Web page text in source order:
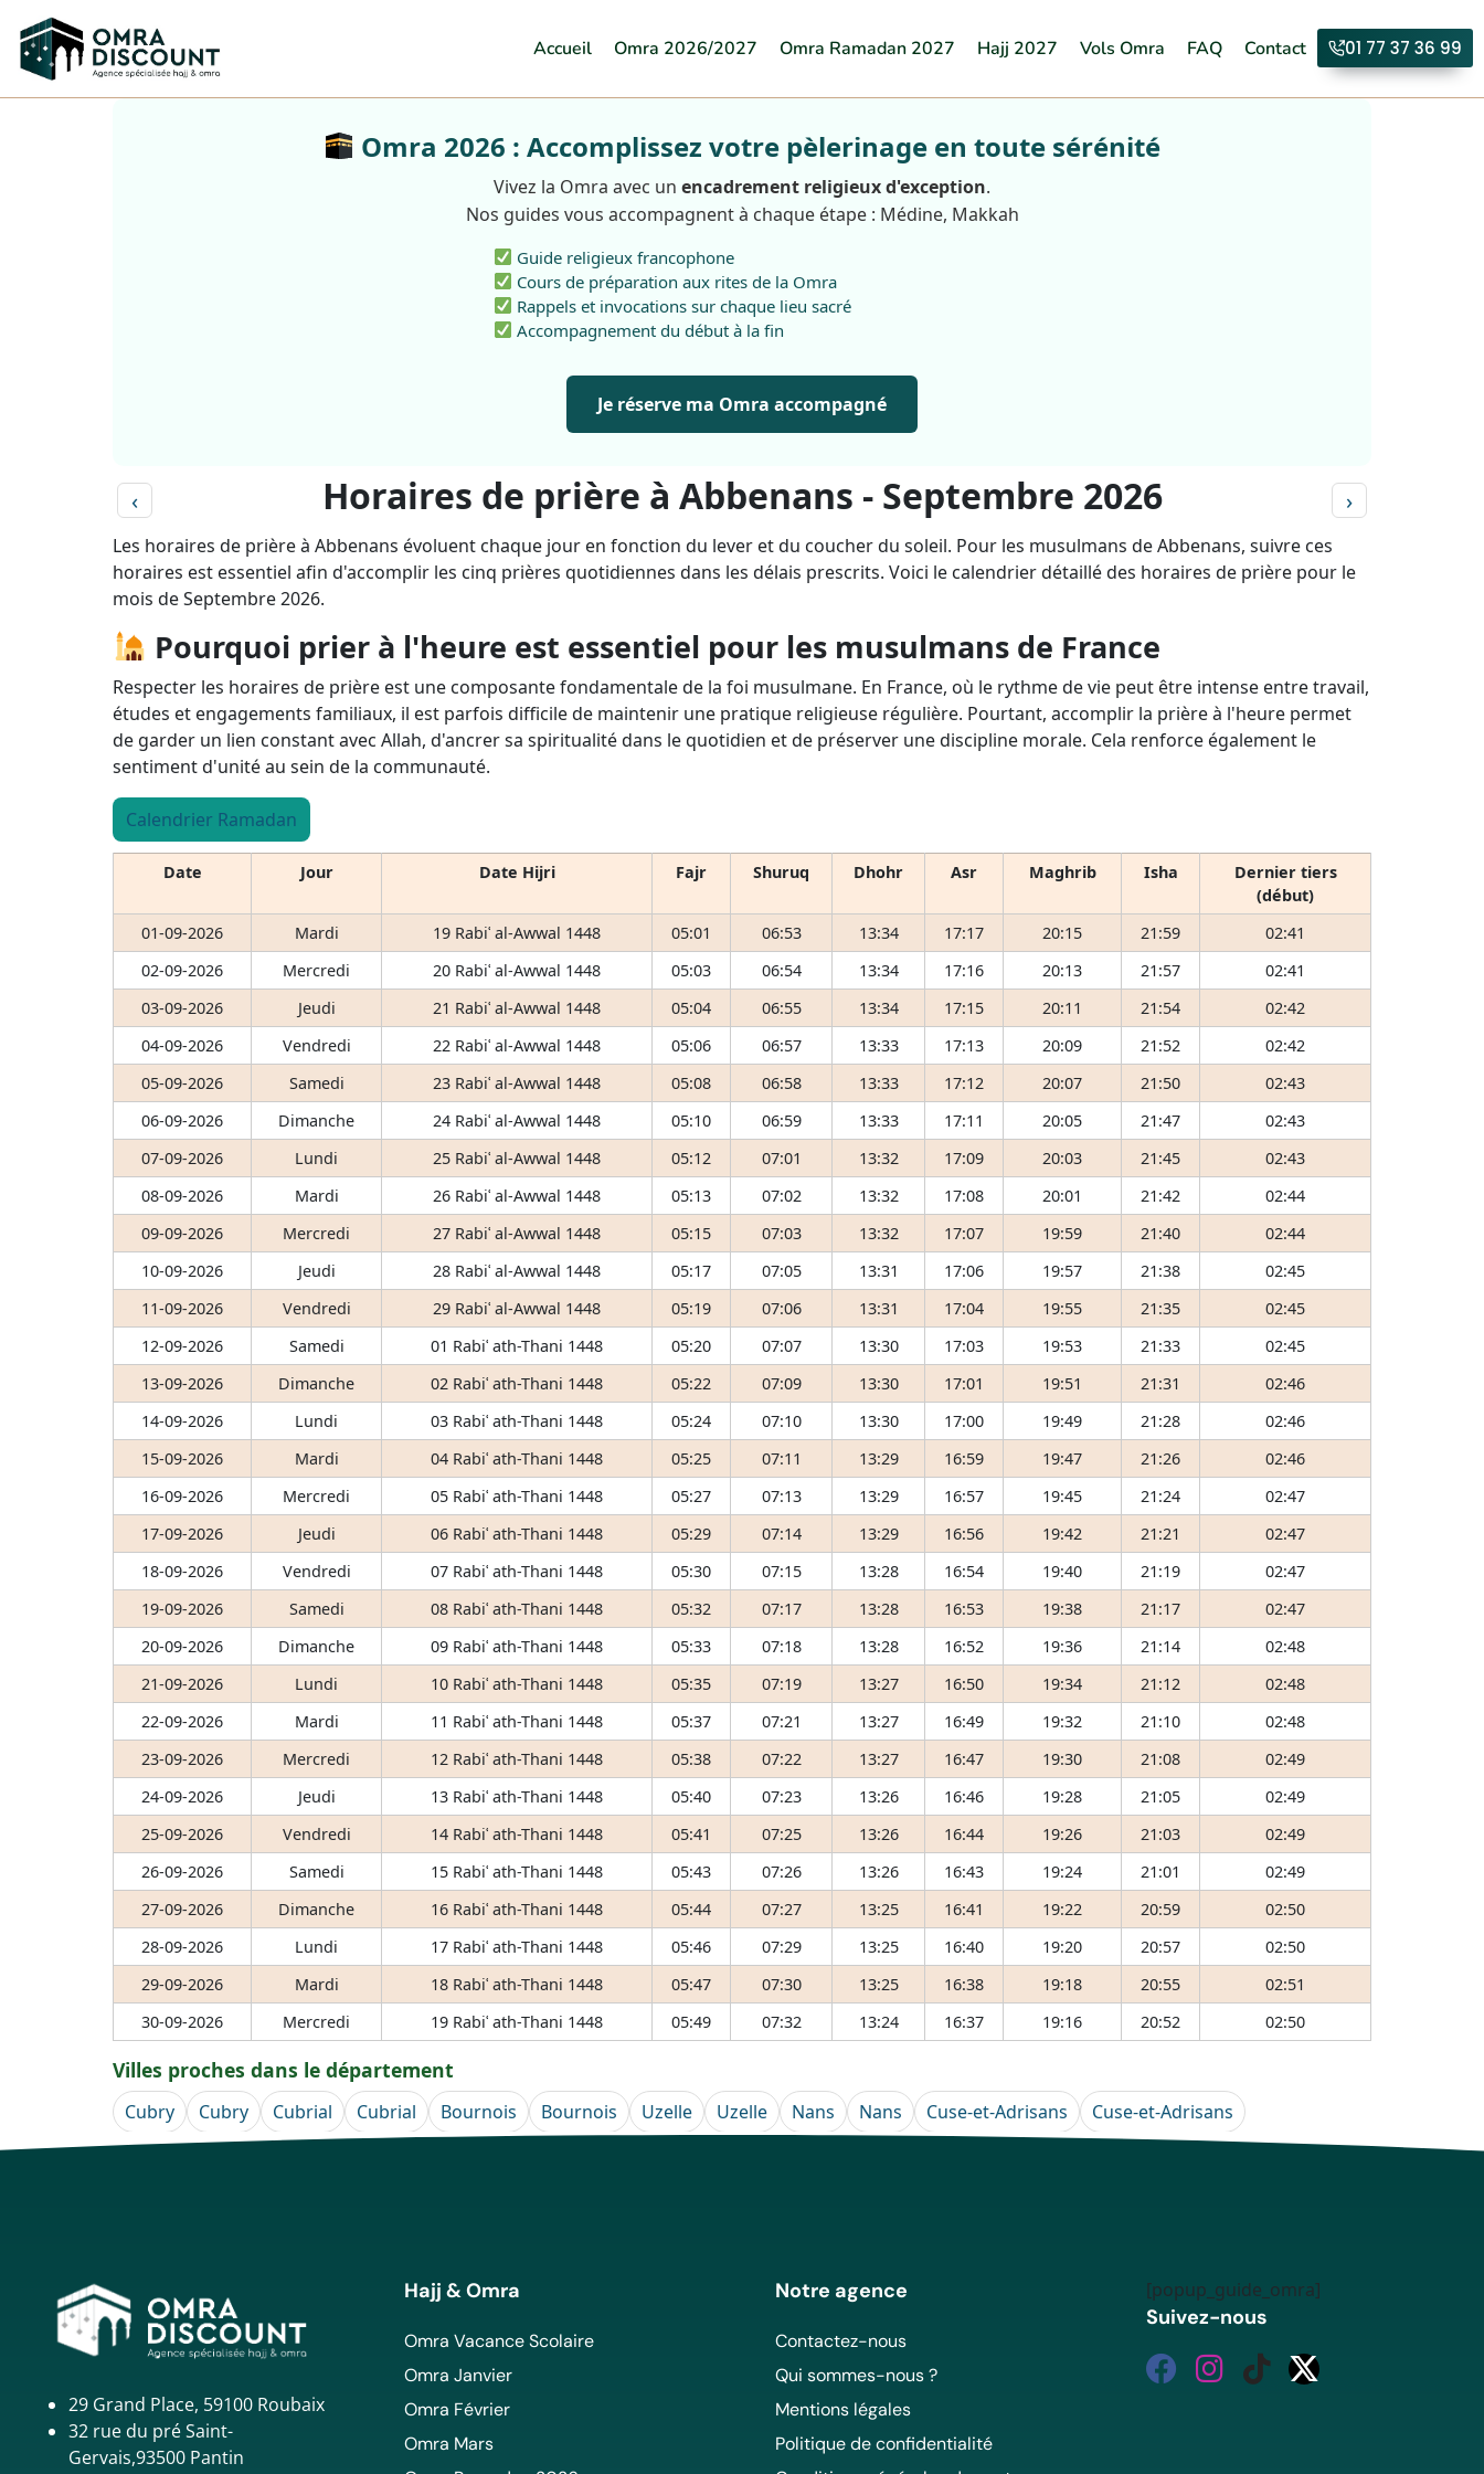
Accueil Omra 2026/2027 Omra Ramadan 2027 Hajj 2027 Vols Omra FAQ Contact 01 77 37 36 99
Omra 2026 : Accomplissez votre pèlerinage en toute sérénité
Vivez la Omra avec un encadrement religieux d'exception.
Nos guides vous accompagnent à chaque étape : Médine, Makkah
Guide religieux francophone
Cours de préparation aux rites de la Omra
Rappels et invocations sur chaque lieu sacré
Accompagnement du début à la fin
Je réserve ma Omra accompagné
‹ Horaires de prière à Abbenans - Septembre 2026 ›
Les horaires de prière à Abbenans évoluent chaque jour en fonction du lever et du coucher du soleil. Pour les musulmans de Abbenans, suivre ces
horaires est essentiel afin d'accomplir les cinq prières quotidiennes dans les délais prescrits. Voici le calendrier détaillé des horaires de prière pour le
mois de Septembre 2026.
Pourquoi prier à l'heure est essentiel pour les musulmans de France
Respecter les horaires de prière est une composante fondamentale de la foi musulmane. En France, où le rythme de vie peut être intense entre travail,
études et engagements familiaux, il est parfois difficile de maintenir une pratique religieuse régulière. Pourtant, accomplir la prière à l'heure permet
de garder un lien constant avec Allah, d'ancrer sa spiritualité dans le quotidien et de préserver une discipline morale. Cela renforce également le
sentiment d'unité au sein de la communauté.
Calendrier Ramadan
Date Jour Date Hijri Fajr Shuruq Dhohr Asr Maghrib Isha
Dernier tiers
(début)
01-09-2026
Mardi 19 Rabiʿ al-Awwal 1448 05:01 06:53 13:34 17:17 20:15 21:59
02:41
02-09-2026
Mercredi 20 Rabiʿ al-Awwal 1448 05:03 06:54 13:34 17:16 20:13 21:57
02:41
03-09-2026
Jeudi 21 Rabiʿ al-Awwal 1448 05:04 06:55 13:34 17:15 20:11 21:54
02:42
04-09-2026
Vendredi 22 Rabiʿ al-Awwal 1448 05:06 06:57 13:33 17:13 20:09 21:52
02:42
05-09-2026
Samedi 23 Rabiʿ al-Awwal 1448 05:08 06:58 13:33 17:12 20:07 21:50
02:43
06-09-2026
Dimanche 24 Rabiʿ al-Awwal 1448 05:10 06:59 13:33 17:11 20:05 21:47
02:43
07-09-2026
Lundi 25 Rabiʿ al-Awwal 1448 05:12 07:01 13:32 17:09 20:03 21:45
02:43
08-09-2026
Mardi 26 Rabiʿ al-Awwal 1448 05:13 07:02 13:32 17:08 20:01 21:42
02:44
09-09-2026
Mercredi 27 Rabiʿ al-Awwal 1448 05:15 07:03 13:32 17:07 19:59 21:40
02:44
10-09-2026
Jeudi 28 Rabiʿ al-Awwal 1448 05:17 07:05 13:31 17:06 19:57 21:38
02:45
11-09-2026
Vendredi 29 Rabiʿ al-Awwal 1448 05:19 07:06 13:31 17:04 19:55 21:35
02:45
12-09-2026
Samedi 01 Rabiʿ ath-Thani 1448 05:20 07:07 13:30 17:03 19:53 21:33
02:45
13-09-2026
Dimanche 02 Rabiʿ ath-Thani 1448 05:22 07:09 13:30 17:01 19:51 21:31
02:46
14-09-2026
Lundi 03 Rabiʿ ath-Thani 1448 05:24 07:10 13:30 17:00 19:49 21:28
02:46
15-09-2026
Mardi 04 Rabiʿ ath-Thani 1448 05:25 07:11 13:29 16:59 19:47 21:26
02:46
16-09-2026
Mercredi 05 Rabiʿ ath-Thani 1448 05:27 07:13 13:29 16:57 19:45 21:24
02:47
17-09-2026
Jeudi 06 Rabiʿ ath-Thani 1448 05:29 07:14 13:29 16:56 19:42 21:21
02:47
18-09-2026
Vendredi 07 Rabiʿ ath-Thani 1448 05:30 07:15 13:28 16:54 19:40 21:19
02:47
19-09-2026
Samedi 08 Rabiʿ ath-Thani 1448 05:32 07:17 13:28 16:53 19:38 21:17
02:47
20-09-2026
Dimanche 09 Rabiʿ ath-Thani 1448 05:33 07:18 13:28 16:52 19:36 21:14
02:48
21-09-2026
Lundi 10 Rabiʿ ath-Thani 1448 05:35 07:19 13:27 16:50 19:34 21:12
02:48
22-09-2026
Mardi 11 Rabiʿ ath-Thani 1448 05:37 07:21 13:27 16:49 19:32 21:10
02:48
23-09-2026
Mercredi 12 Rabiʿ ath-Thani 1448 05:38 07:22 13:27 16:47 19:30 21:08
02:49
24-09-2026
Jeudi 13 Rabiʿ ath-Thani 1448 05:40 07:23 13:26 16:46 19:28 21:05
02:49
25-09-2026
Vendredi 14 Rabiʿ ath-Thani 1448 05:41 07:25 13:26 16:44 19:26 21:03
02:49
26-09-2026
Samedi 15 Rabiʿ ath-Thani 1448 05:43 07:26 13:26 16:43 19:24 21:01
02:49
27-09-2026
Dimanche 16 Rabiʿ ath-Thani 1448 05:44 07:27 13:25 16:41 19:22 20:59
02:50
28-09-2026
Lundi 17 Rabiʿ ath-Thani 1448 05:46 07:29 13:25 16:40 19:20 20:57
02:50
29-09-2026
Mardi 18 Rabiʿ ath-Thani 1448 05:47 07:30 13:25 16:38 19:18 20:55
02:51
30-09-2026
Mercredi 19 Rabiʿ ath-Thani 1448 05:49 07:32 13:24 16:37 19:16 20:52 02:50
Villes proches dans le département
Cubry Cubry Cubrial Cubrial Bournois Bournois Uzelle Uzelle Nans Nans Cuse-et-Adrisans Cuse-et-Adrisans
29 Grand Place, 59100 Roubaix
32 rue du pré Saint-
Gervais,93500 Pantin
Hajj & Omra
Omra Vacance Scolaire
Omra Janvier
Omra Février
Omra Mars
Notre agence
Contactez-nous
Qui sommes-nous ?
Mentions légales
Politique de confidentialité
[popup_guide_omra]
Suivez-nous